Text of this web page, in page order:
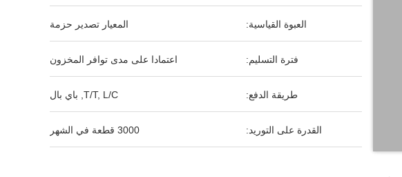
العبوة القياسية: المعيار تصدير حزمة
فترة التسليم: اعتمادا على مدى توافر المخزون
طريقة الدفع: T/T, L/C, باي بال
القدرة على التوريد: 3000 قطعة في الشهر